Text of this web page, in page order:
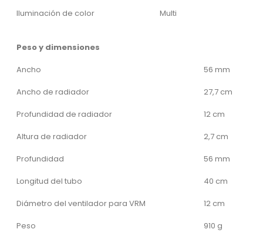
Iluminación de color
Multi
Peso y dimensiones
Ancho
56 mm
Ancho de radiador
27,7 cm
Profundidad de radiador
12 cm
Altura de radiador
2,7 cm
Profundidad
56 mm
Longitud del tubo
40 cm
Diámetro del ventilador para VRM
12 cm
Peso
910 g